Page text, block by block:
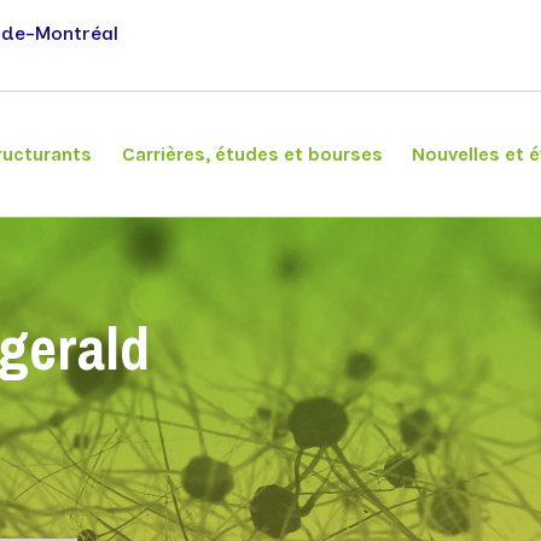
Montréal
Chercheurs
Chercheurs réguliers et associés
Chercheurs émérites
Banque Signature
Tableau de bord
Carrières, études et bourses
Association étudiante
Nouvelles et
Événements